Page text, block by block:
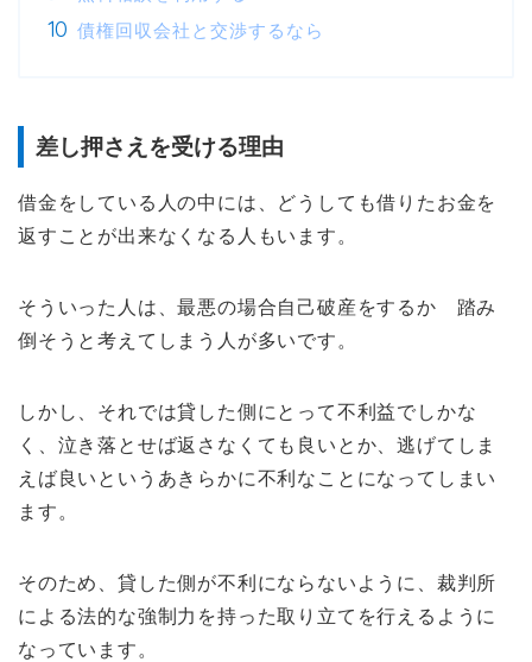
債権回収会社と交渉するなら
差し押さえを受ける理由
借金をしている人の中には、どうしても借りたお金を
返すことが出来なくなる人もいます。
そういった人は、最悪の場合自己破産をするか 踏み
倒そうと考えてしまう人が多いです。
しかし、それでは貸した側にとって不利益でしかな
く、泣き落とせば返さなくても良いとか、逃げてしま
えば良いというあきらかに不利なことになってしまい
ます。
そのため、貸した側が不利にならないように、裁判所
による法的な強制力を持った取り立てを行えるように
なっています。